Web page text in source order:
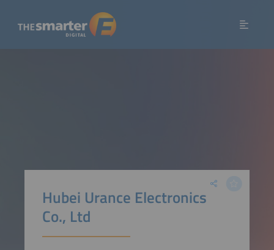
Hubei Urance Electronics
Co., Ltd